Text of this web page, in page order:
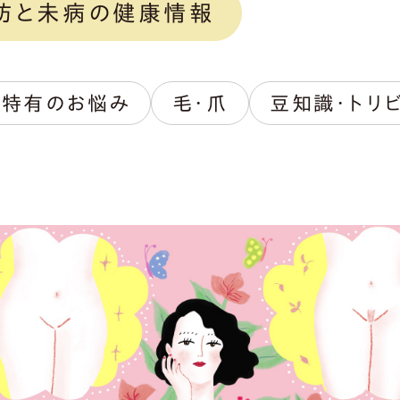
と未病の健康情報
有のお悩み 毛・爪 豆知識・トリ